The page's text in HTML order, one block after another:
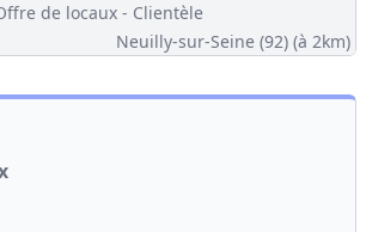
de locaux - Clientèle
Neuilly-sur-Seine (92) (à 2km)